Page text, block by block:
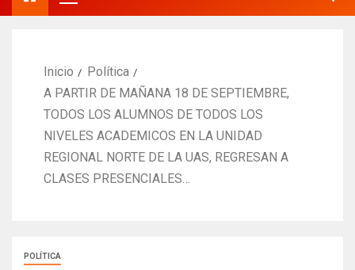
Inicio
Política
A PARTIR DE MAÑANA 18 DE SEPTIEMBRE,
TODOS LOS ALUMNOS DE TODOS LOS
NIVELES ACADEMICOS EN LA UNIDAD
REGIONAL NORTE DE LA UAS, REGRESAN A
CLASES PRESENCIALES…
POLÍTICA